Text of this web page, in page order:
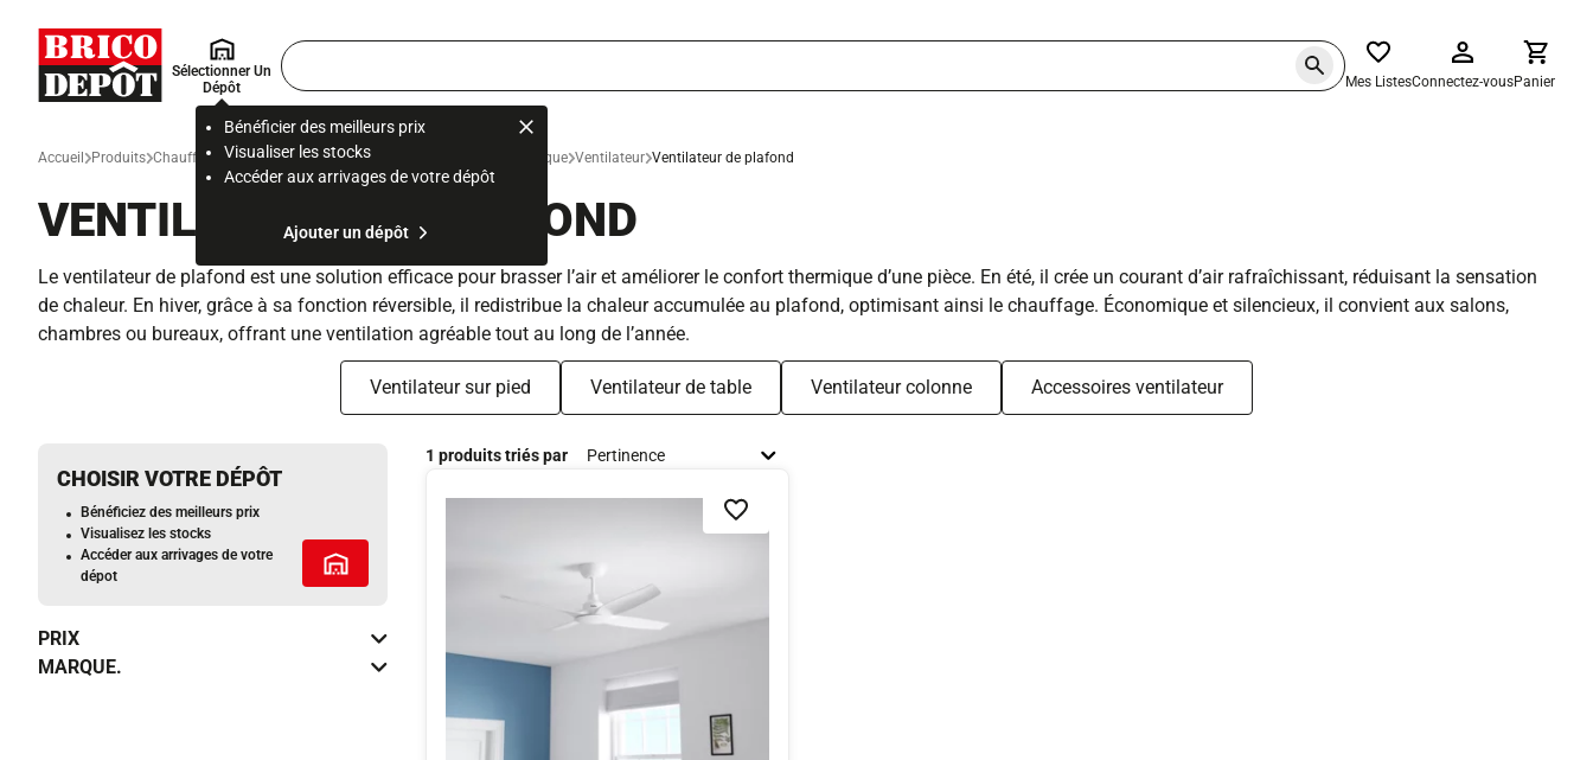
Accueil Brico Dépôt
Sélectionner Un
Dépôt
Bénéficier des meilleurs prix
Visualiser les stocks
Accéder aux arrivages de votre dépôt
Ajouter un dépôt
Rechercher
un
ou
une
page
Mes ListesConnectez-vousPanier
Accueil Produits Chauffage, clim et ventilation Climatisation et confort thermique Ventilateur Ventilateur de plafond
VENTILATEUR DE PLAFOND
Le ventilateur de plafond est une solution efficace pour brasser l’air et améliorer le confort thermique d’une pièce. En été, il crée un courant d’air rafraîchissant, réduisant la sensation
de chaleur. En hiver, grâce à sa fonction réversible, il redistribue la chaleur accumulée au plafond, optimisant ainsi le chauffage. Économique et silencieux, il convient aux salons,
chambres ou bureaux, offrant une ventilation agréable tout au long de l’année.
Ventilateur sur pied Ventilateur de table Ventilateur colonne Accessoires ventilateur
CHOISIR VOTRE DÉPÔT
Bénéficiez des meilleurs prix
Visualisez les stocks
Accéder aux arrivages de votre
dépot
Tous les services
PRIX
MARQUE.
1 produits triés par
Ajouter à la liste de souhaits